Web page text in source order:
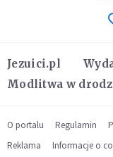
Jezuici.pl
Modlitwa w
O portalu Regulamin
Reklama
Informacje o